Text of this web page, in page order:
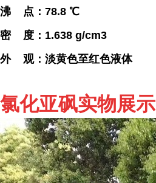
沸 点：78.8 ℃
密 度：1.638 g/cm3
外 观：淡黄色至红色液体
氯化亚砜实物展示